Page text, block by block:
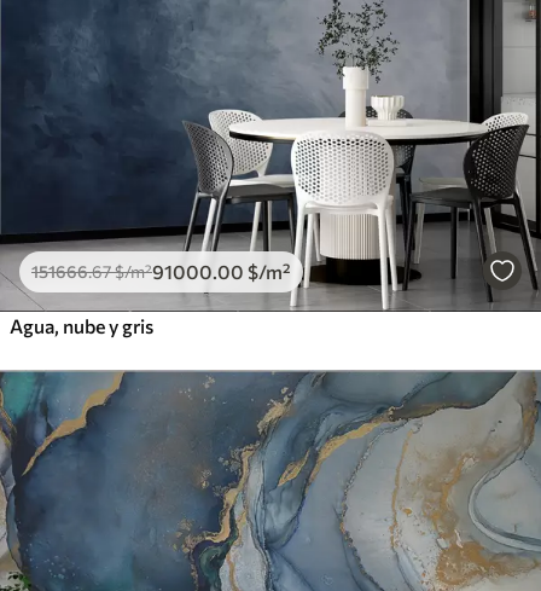
151666.67$/m²91000 .00 $/m²
Agua, nube y gris